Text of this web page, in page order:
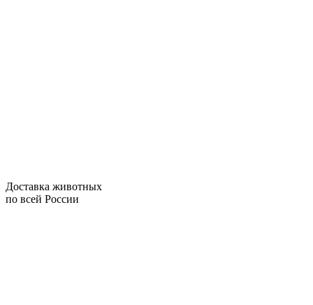
Доставка животных
по всей России